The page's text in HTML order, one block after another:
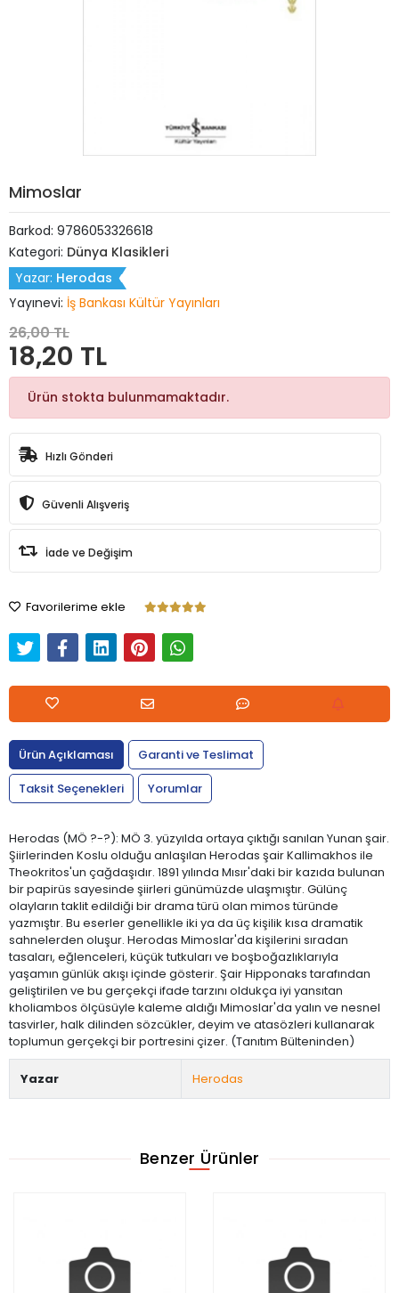
Mimoslar
Barkod: 9786053326618
Kategori: Dünya Klasikleri
Yazar: Herodas
Yayınevi: İş Bankası Kültür Yayınları
26,00 TL
18,20 TL
Ürün stokta bulunmamaktadır.
Hızlı Gönderi
Güvenli Alışveriş
İade ve Değişim
Favorilerime ekle
Ürün Açıklaması
Garanti ve Teslimat
Taksit Seçenekleri
Yorumlar
Herodas (MÖ ?-?): MÖ 3. yüzyılda ortaya çıktığı sanılan Yunan şair.
Şiirlerinden Koslu olduğu anlaşılan Herodas şair Kallimakhos ile
Theokritos'un çağdaşıdır. 1891 yılında Mısır'daki bir kazıda bulunan
bir papirüs sayesinde şiirleri günümüzde ulaşmıştır. Gülünç
olayların taklit edildiği bir drama türü olan mimos türünde
yazmıştır. Bu eserler genellikle iki ya da üç kişilik kısa dramatik
sahnelerden oluşur. Herodas Mimoslar'da kişilerini sıradan
tasaları, eğlenceleri, küçük tutkuları ve boşboğazlıklarıyla
yaşamın günlük akışı içinde gösterir. Şair Hipponaks tarafından
geliştirilen ve bu gerçekçi ifade tarzını oldukça iyi yansıtan
kholiambos ölçüsüyle kaleme aldığı Mimoslar'da yalın ve nesnel
tasvirler, halk dilinden sözcükler, deyim ve atasözleri kullanarak
toplumun gerçekçi bir portresini çizer. (Tanıtım Bülteninden)
Yazar Herodas
Benzer Ürünler